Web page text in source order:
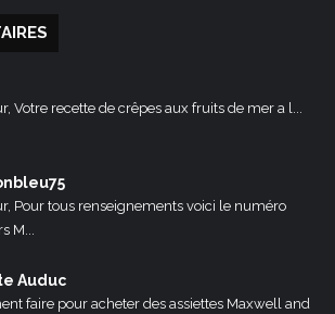
Votre recette de crêpes aux fruits de mer a l...
Pour tous renseignements voici le numéro
M...
Auduc
faire pour acheter des assiettes Maxwell and